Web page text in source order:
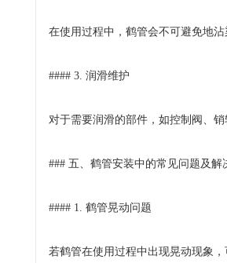
在使用过程中，鹤管会不可避免地
#### 3. 润滑维护
对于需要润滑的部件，如控制阀、
### 五、鹤管安装中的常见问题及解
#### 1. 鹤管晃动问题
若鹤管在使用过程中出现晃动现象